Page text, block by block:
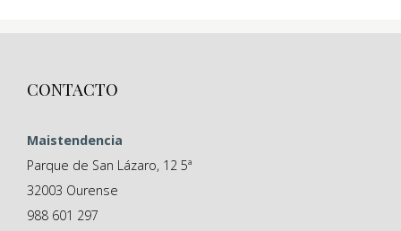
CONTACTO
Maistendencia
Parque de San Lázaro, 12 5ª
32003 Ourense
988 601 297